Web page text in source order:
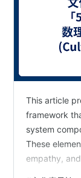
This article
framework
system
These
empathy,